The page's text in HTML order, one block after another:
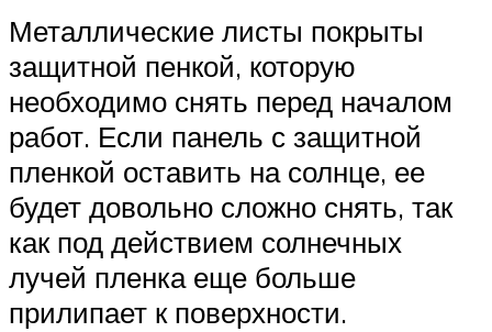
Металлические листы покрыты
защитной пенкой, которую
необходимо снять перед началом
работ. Если панель с защитной
пленкой оставить на солнце, ее
будет довольно сложно снять, так
как под действием солнечных
лучей пленка еще больше
прилипает к поверхности.